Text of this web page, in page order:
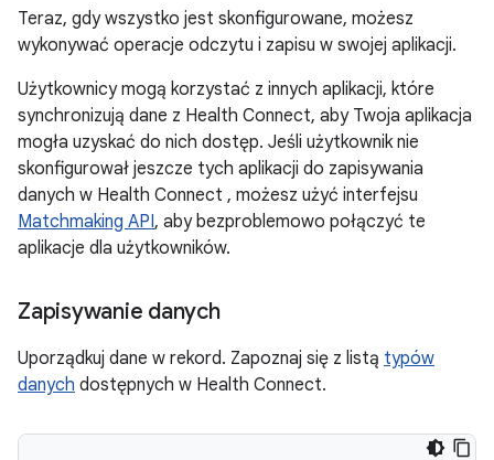
Teraz, gdy wszystko jest skonfigurowane, możesz
wykonywać operacje odczytu i zapisu w swojej aplikacji.
Użytkownicy mogą korzystać z innych aplikacji, które
synchronizują dane z Health Connect, aby Twoja aplikacja
mogła uzyskać do nich dostęp. Jeśli użytkownik nie
skonfigurował jeszcze tych aplikacji do zapisywania
danych w Health Connect , możesz użyć interfejsu
Matchmaking API, aby bezproblemowo połączyć te
aplikacje dla użytkowników.
Zapisywanie danych
Uporządkuj dane w rekord. Zapoznaj się z listą typów
danych dostępnych w Health Connect.